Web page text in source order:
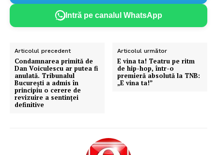
Intră pe canalul WhatsApp
Articolul precedent
Condamnarea primită de
Dan Voiculescu ar putea fi
anulată. Tribunalul
București a admis în
principiu o cerere de
revizuire a sentinței
definitive
Articolul următor
E vina ta! Teatru pe ritm
de hip-hop, într-o
premieră absolută la TNB:
„E vina ta!”